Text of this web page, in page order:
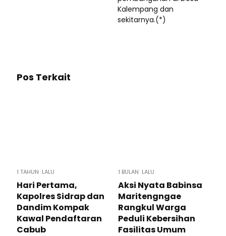
Kalempang dan
sekitarnya.(*)
Pos Terkait
1 TAHUN LALU
Hari Pertama,
Kapolres Sidrap dan
Dandim Kompak
Kawal Pendaftaran
Cabub
1 BULAN LALU
Aksi Nyata Babinsa
Maritengngae
Rangkul Warga
Peduli Kebersihan
Fasilitas Umum